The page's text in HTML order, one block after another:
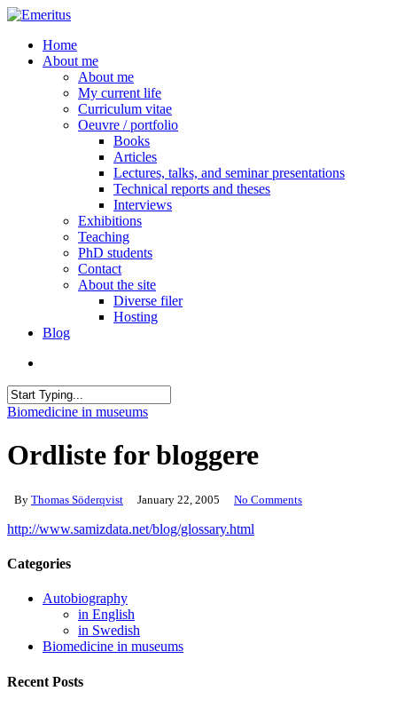
Skip
main
content
search
Menu
Home
About me
About me
My current life
Curriculum vitae
Oeuvre / portfolio
Books
Articles
Lectures, talks, and seminar presentations
Technical reports and theses
Interviews
Exhibitions
Teaching
PhD students
Contact
About the site
Diverse filer
Hosting
Blog
Close
Biomedicine in museums
Ordliste for bloggere
By Thomas Söderqvist January 22, 2005 No Comments
http://www.samizdata.net/blog/glossary.html
Categories
Autobiography
in English
in Swedish
Biomedicine in museums
Recent Posts